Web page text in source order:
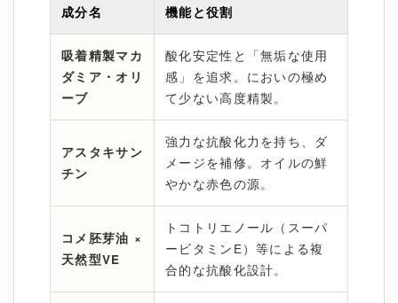
成分名 機能と役割
吸着精製マカ
ダミア・オリ
ーブ
酸化安定性と「無垢な使用
感」を追求。においの極め
て少ない高度精製。
アスタキサン
チン
強力な抗酸化力を持ち、ダ
メージを補修。オイルの鮮
やかな赤色の源。
コメ胚芽油 ×
天然型VE
トコトリエノール（スーパ
ービタミンE）等による複
合的な抗酸化設計。